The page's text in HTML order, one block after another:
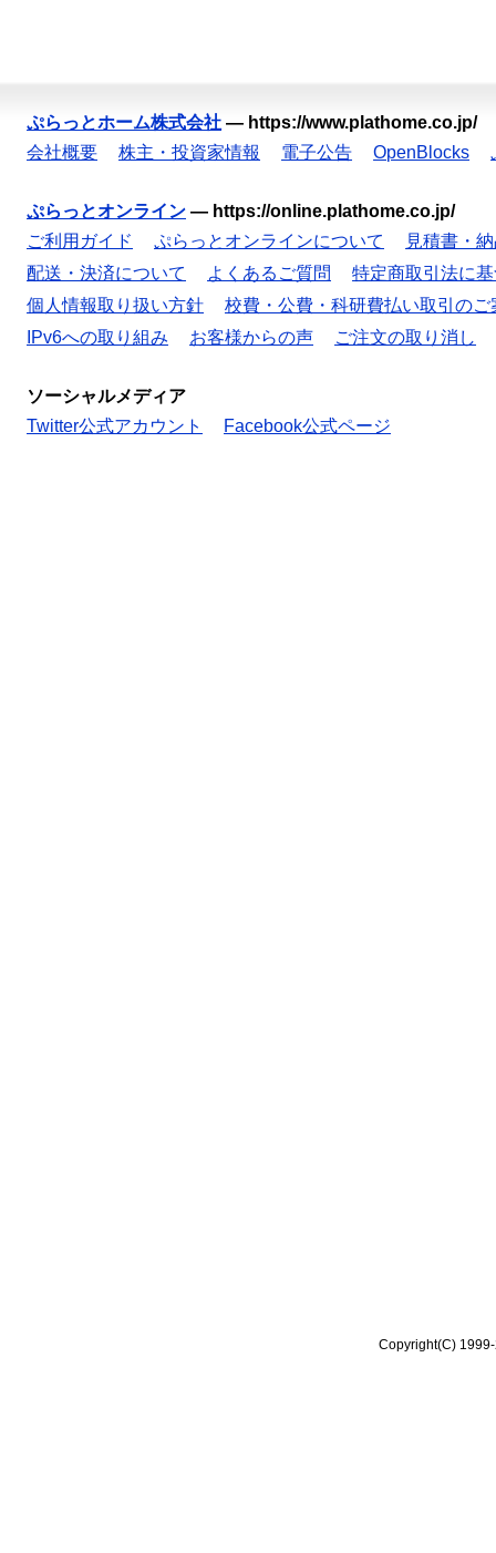
ぷらっとホーム株式会社 — https://www.plathome.co.jp/
会社概要
株主・投資家情報 電子公告 OpenBlocks
ぷらっとオンライン — https://online.plathome.co.jp/
ご利用ガイド
ぷらっとオンラインについて
見積書・
配送・決済について
よくあるご質問
特定商取引法に
個人情報取り扱い方針
校費・公費・科研費払い取引のご
IPv6への取り組み
お客様からの声 ご注文の取り消し
ソーシャルメディア
Twitter公式アカウント
Facebook公式ページ
Copyright(C)